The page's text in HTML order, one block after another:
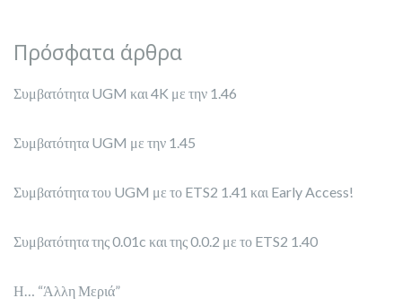
Πρόσφατα άρθρα
Συμβατότητα UGM και 4K με την 1.46
Συμβατότητα UGM με την 1.45
Συμβατότητα του UGM με το ETS2 1.41 και Early Access!
Συμβατότητα της 0.01c και της 0.0.2 με το ETS2 1.40
Η… “Άλλη Μεριά”